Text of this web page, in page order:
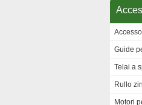
Guide
Telai a
Rullo
Motori